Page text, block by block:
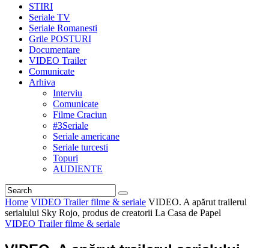
STIRI
Seriale TV
Seriale Romanesti
Grile POSTURI
Documentare
VIDEO Trailer
Comunicate
Arhiva
Interviu
Comunicate
Filme Craciun
#3Seriale
Seriale americane
Seriale turcesti
Topuri
AUDIENTE
Home VIDEO Trailer filme & seriale VIDEO. A apărut trailerul
serialului Sky Rojo, produs de creatorii La Casa de Papel
VIDEO Trailer filme & seriale